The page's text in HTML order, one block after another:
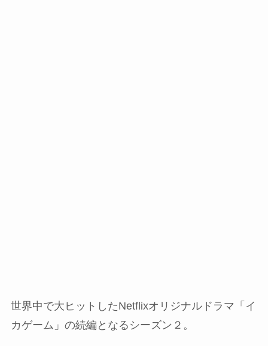
世界中で大ヒットしたNetflixオリジナルドラマ「イ
カゲーム」の続編となるシーズン２。